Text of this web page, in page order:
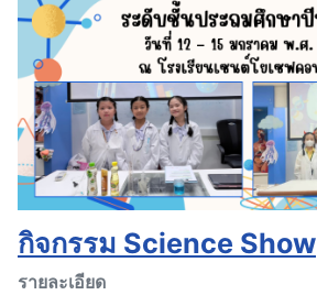
กิจกรรม Science Show
รายละเอียด